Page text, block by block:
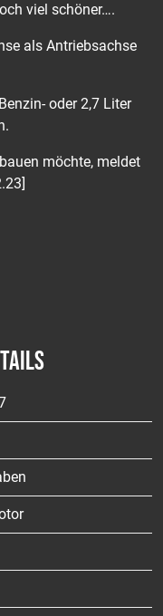
viel schöner….
als Antriebsachse
oder 2,7 Liter
möchte, meldet